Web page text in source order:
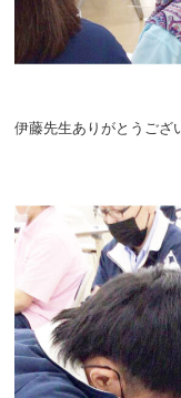
伊藤先生ありがとうござ